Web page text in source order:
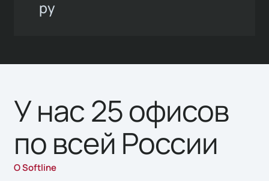
ру
У нас 25 офисов
по всей России
О Softline